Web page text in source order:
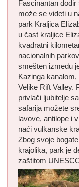
Fascinantan
može se videti u
park Kraljica
u čast kraljice
kvadratni
nacionalnih
smešten između
Kazinga
Velike Rift Valley.
privlači ljubitelje
safarija možete
lavove, antilope i
naći vulkanske
Zbog svoje
krajolika, park je
zaštitom